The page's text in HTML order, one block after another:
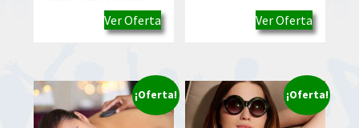
originalactual
es:
39.00€.
Ver Oferta
originalactual
39.00€.
Ver Oferta
¡Oferta! ¡Oferta!